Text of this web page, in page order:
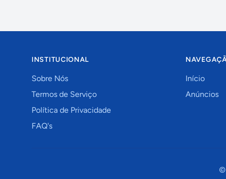
INSTITUCIONAL
Sobre Nós
Termos de Serviço
Política de Privacidade
FAQ's
Início
Anúncios
©